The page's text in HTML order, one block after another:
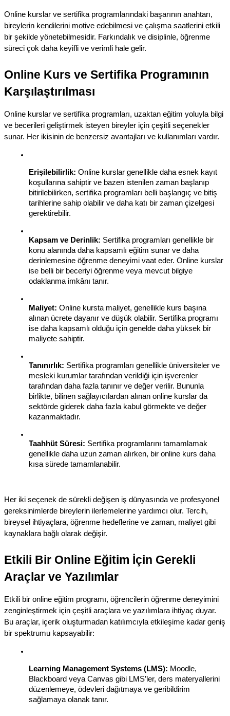
Online kurslar ve sertifika programlarındaki başarının anahtarı,
bireylerin kendilerini motive edebilmesi ve çalışma saatlerini etkili
bir şekilde yönetebilmesidir. Farkındalık ve disiplinle, öğrenme
süreci çok daha keyifli ve verimli hale gelir.
Online Kurs ve Sertifika Programının
Karşılaştırılması
Online kurslar ve sertifika programları, uzaktan eğitim yoluyla bilgi
ve becerileri geliştirmek isteyen bireyler için çeşitli seçenekler
sunar. Her ikisinin de benzersiz avantajları ve kullanımları vardır.
Erişilebilirlik: Online kurslar genellikle daha esnek kayıt
koşullarına sahiptir ve bazen istenilen zaman başlanıp
bitirilebilirken, sertifika programları belli başlangıç ve bitiş
tarihlerine sahip olabilir ve daha katı bir zaman çizelgesi
gerektirebilir.
Kapsam ve Derinlik: Sertifika programları genellikle bir
konu alanında daha kapsamlı eğitim sunar ve daha
derinlemesine öğrenme deneyimi vaat eder. Online kurslar
ise belli bir beceriyi öğrenme veya mevcut bilgiye
odaklanma imkânı tanır.
Maliyet: Online kursta maliyet, genellikle kurs başına
alınan ücrete dayanır ve düşük olabilir. Sertifika programı
ise daha kapsamlı olduğu için genelde daha yüksek bir
maliyete sahiptir.
Tanınırlık: Sertifika programları genellikle üniversiteler ve
mesleki kurumlar tarafından verildiği için işverenler
tarafından daha fazla tanınır ve değer verilir. Bununla
birlikte, bilinen sağlayıcılardan alınan online kurslar da
sektörde giderek daha fazla kabul görmekte ve değer
kazanmaktadır.
Taahhüt Süresi: Sertifika programlarını tamamlamak
genellikle daha uzun zaman alırken, bir online kurs daha
kısa sürede tamamlanabilir.
Her iki seçenek de sürekli değişen iş dünyasında ve profesyonel
gereksinimlerde bireylerin ilerlemelerine yardımcı olur. Tercih,
bireysel ihtiyaçlara, öğrenme hedeflerine ve zaman, maliyet gibi
kaynaklara bağlı olarak değişir.
Etkili Bir Online Eğitim İçin Gerekli
Araçlar ve Yazılımlar
Etkili bir online eğitim programı, öğrencilerin öğrenme deneyimini
zenginleştirmek için çeşitli araçlara ve yazılımlara ihtiyaç duyar.
Bu araçlar, içerik oluşturmadan katılımcıyla etkileşime kadar geniş
bir spektrumu kapsayabilir:
Learning Management Systems (LMS): Moodle,
Blackboard veya Canvas gibi LMS’ler, ders materyallerini
düzenlemeye, ödevleri dağıtmaya ve geribildirim
sağlamaya olanak tanır.